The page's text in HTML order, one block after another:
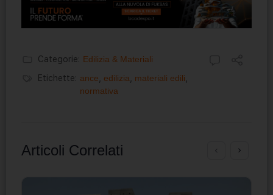
Categorie: Edilizia & Materiali
Etichette: ance edilizia materiali edili
normativa
Articoli Correlati